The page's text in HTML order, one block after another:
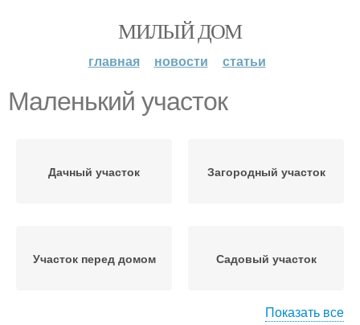
МИЛЫЙ ДОМ
главная новости статьи
Маленький участок
Дачный участок Загородный участок
Участок перед домом Садовый участок
Показать все